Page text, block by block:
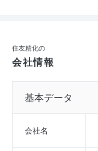
住友精化の
会社情報
基本データ
会社名